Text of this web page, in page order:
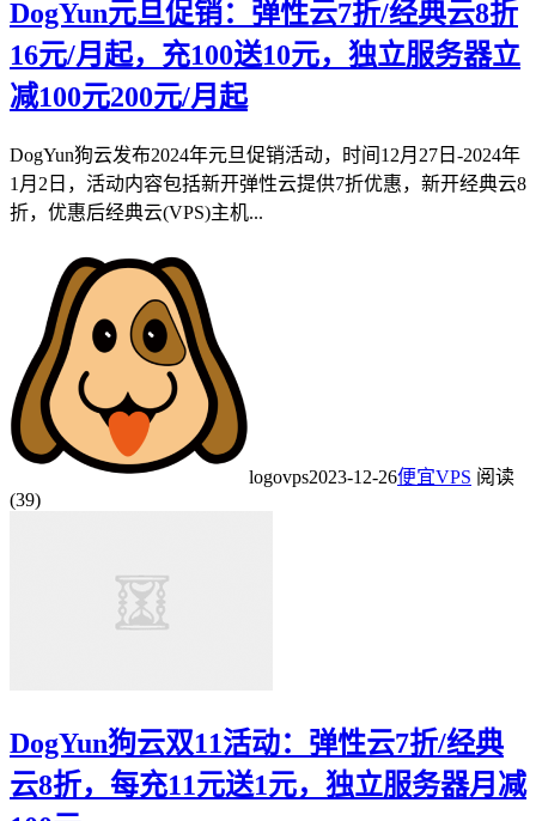
DogYun元旦促销：弹性云7折/经典云8折
16元/月起，充100送10元，独立服务器立
减100元200元/月起
DogYun狗云发布2024年元旦促销活动，时间12月27日-2024年
1月2日，活动内容包括新开弹性云提供7折优惠，新开经典云8
折，优惠后经典云(VPS)主机...
logovps2023-12-26便宜VPS 阅读
(39)
DogYun狗云双11活动：弹性云7折/经典
云8折，每充11元送1元，独立服务器月减